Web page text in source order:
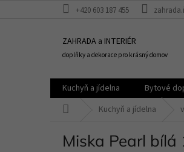
+420 603 187 455
ZAHRADA a INTERIÉR
doplňky a dekorace pro krásný domov
Kuchyň a jídelna Bytové
Kuchyň a jídelna
Miska Pearl bílá